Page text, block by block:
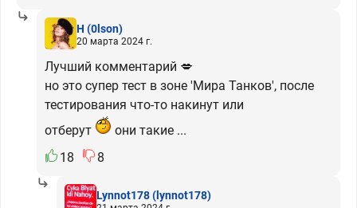
H (0lson)
20 марта 2024 г.
Лучший комментарий 💋
но это супер тест в зоне 'Мира Танков', после
тестирования что-то накинут или
отберут
они такие ...
18
8
Lynnot178(lynnot178)